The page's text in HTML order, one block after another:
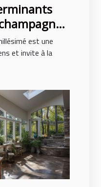
est une
et invite à la